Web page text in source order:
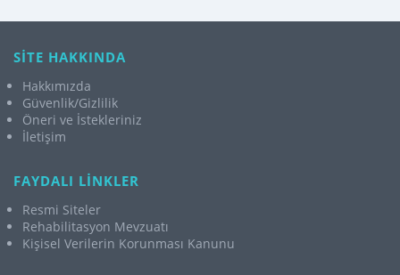
SİTE HAKKINDA
Hakkımızda
Güvenlik/Gizlilik
Öneri ve İstekleriniz
İletişim
FAYDALI LİNKLER
Resmi Siteler
Rehabilitasyon Mevzuatı
Kişisel Verilerin Korunması Kanunu